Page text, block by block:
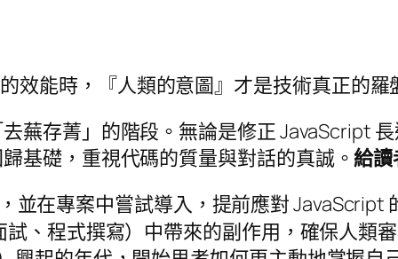
效能時，『人類的意圖』才是技術真正的羅
蕪存菁」的階段。無論是修正 JavaScript
基礎，重視代碼的質量與對話的真誠。給
並在專案中嘗試導入，提前應對 JavaScript
、程式撰寫）中帶來的副作用，確保人類